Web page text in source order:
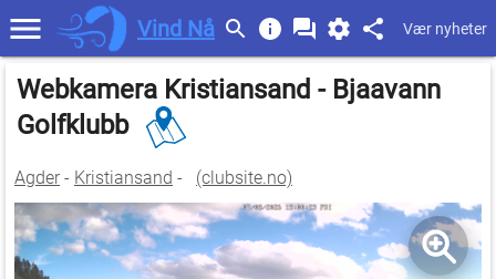
Vind Nå Vær nyheter
Webkamera Kristiansand - Bjaavann
Golfklubb
Agder - Kristiansand - (clubsite.no)